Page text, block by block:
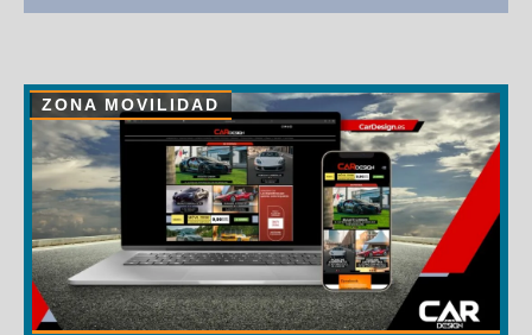
ZONA MOVILIDAD